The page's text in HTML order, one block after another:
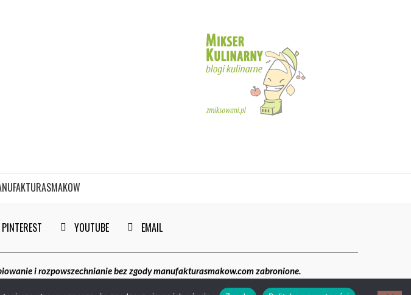
Magdalenki | Manufaktura Smaków
01:40
PINTEREST YOUTUBE EMAIL
i rozpowszechnianie bez zgody manufakturasmakow.com zabronione.